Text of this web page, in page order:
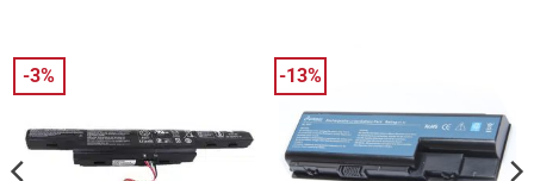
-3% -13%